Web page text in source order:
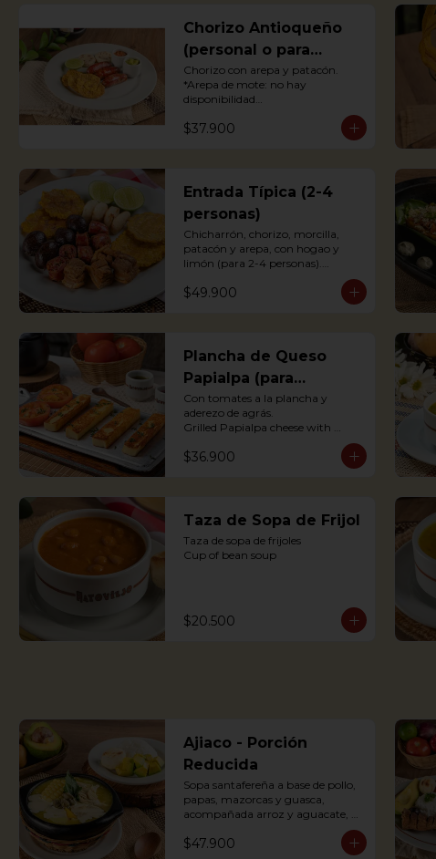
Chorizo Antioqueño
(personal o para
compartir)
Chorizo con arepa y patacón.
*Arepa de mote: no hay
disponibilidad
Antioquian Sausage with arepa
and green plantains.
$37.900
Entrada Típica (2-4
personas)
Chicharrón, chorizo, morcilla,
patacón y arepa, con hogao y
limón (para 2-4 personas).
disponibilidad
persons).
$49.900
Plancha de Queso
Papialpa (para
compartir)
Con tomates a la plancha y
aderezo de agrás.
Grilled Papialpa cheese with
dressing
$36.900
Taza de Sopa de Frijol
Taza de sopa de frijoles
Cup of bean soup
$20.500
Ajiaco - Porción
Reducida
Sopa santafereña a base de pollo,
papas, mazorcas y guasca,
acompañada arroz y aguacate,
crema de leche y alcaparras. (Foto
de porción completa).
$47.900